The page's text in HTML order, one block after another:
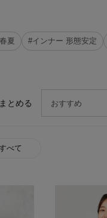
夏 #インナー 形態安定
とめる
べて